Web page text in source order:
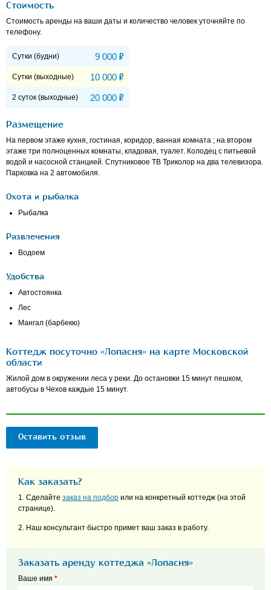
Стоимость
Стоимость аренды на ваши даты и количество человек уточняйте по
телефону.
Сутки (будни) 9 000 Р
Сутки (выходные) 10 000 Р
2 суток (выходные) 20 000 Р
Размещение
На первом этаже кухня, гостиная, коридор, ванная комната ; на втором
этаже три полноценных комнаты, кладовая, туалет. Колодец с питьевой
водой и насосной станцией. Спутниковое ТВ Триколор на два телевизора.
Парковка на 2 автомобиля.
Охота и рыбалка
Рыбалка
Развлечения
Водоем
Удобства
Автостоянка
Лес
Мангал (барбекю)
Коттедж посуточно «Лопасня» на карте Московской
области
Жилой дом в окружении леса у реки. До остановки 15 минут пешком,
автобусы в Чехов каждые 15 минут.
Оставить отзыв
Как заказать?
1. Сделайте заказ на подбор или на конкретный коттедж (на этой
странице).
2. Наш консультант быстро примет ваш заказ в работу.
Заказать аренду коттеджа «Лопасня»
Ваше имя *